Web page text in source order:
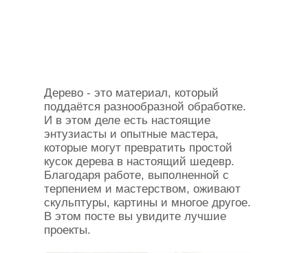
Дерево - это материал, который
поддаётся разнообразной обработке.
И в этом деле есть настоящие
энтузиасты и опытные мастера,
которые могут превратить простой
кусок дерева в настоящий шедевр.
Благодаря работе, выполненной с
терпением и мастерством, оживают
скульптуры, картины и многое другое.
В этом посте вы увидите лучшие
проекты.